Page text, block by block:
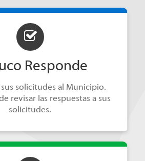
Responde
sus solicitudes al Municipio.
revisar las respuestas a sus
solicitudes.